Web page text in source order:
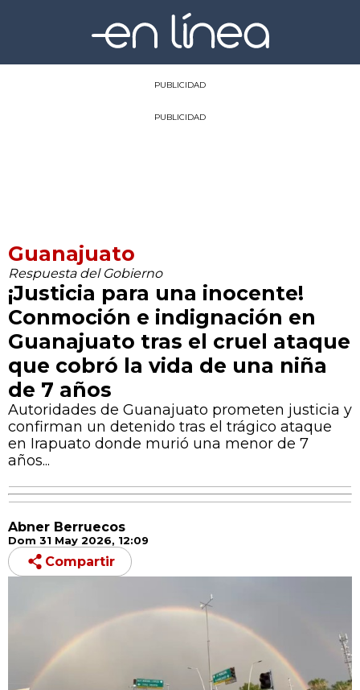
PUBLICIDAD
PUBLICIDAD
Guanajuato
Respuesta del Gobierno
¡Justicia para una inocente!
Conmoción e indignación en
Guanajuato tras el cruel ataque
que cobró la vida de una niña
de 7 años
Autoridades de Guanajuato prometen justicia y
confirman un detenido tras el trágico ataque
en Irapuato donde murió una menor de 7
años...
Abner Berruecos
Dom 31 May 2026, 12:09
Compartir